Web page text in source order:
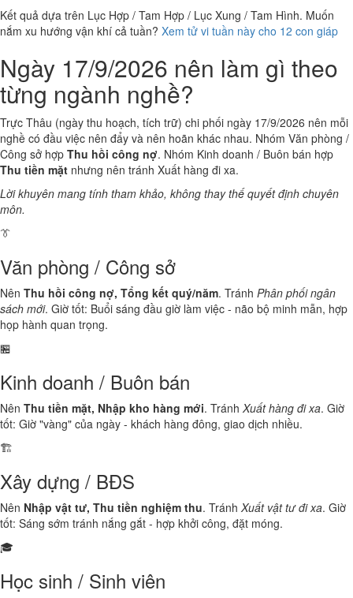
Kết quả dựa trên Lục Hợp / Tam Hợp / Lục Xung / Tam Hình. Muốn
nắm xu hướng vận khí cả tuần? Xem tử vi tuần này cho 12 con giáp
Ngày 17/9/2026 nên làm gì theo
từng ngành nghề?
Trực Thâu (ngày thu hoạch, tích trữ) chi phối ngày 17/9/2026 nên mỗi
nghề có đầu việc nên đẩy và nên hoãn khác nhau. Nhóm Văn phòng /
Công sở hợp Thu hồi công nợ. Nhóm Kinh doanh / Buôn bán hợp
Thu tiền mặt nhưng nên tránh Xuất hàng đi xa.
Lời khuyên mang tính tham khảo, không thay thế quyết định chuyên
môn.
👔
Văn phòng / Công sở
Nên Thu hồi công nợ, Tổng kết quý/năm. Tránh Phân phối ngân
sách mới. Giờ tốt: Buổi sáng đầu giờ làm việc - não bộ minh mẫn, hợp
họp hành quan trọng.
🏪
Kinh doanh / Buôn bán
Nên Thu tiền mặt, Nhập kho hàng mới. Tránh Xuất hàng đi xa. Giờ
tốt: Giờ "vàng" của ngày - khách hàng đông, giao dịch nhiều.
🏗️
Xây dựng / BĐS
Nên Nhập vật tư, Thu tiền nghiệm thu. Tránh Xuất vật tư đi xa. Giờ
tốt: Sáng sớm tránh nắng gắt - hợp khởi công, đặt móng.
🎓
Học sinh / Sinh viên